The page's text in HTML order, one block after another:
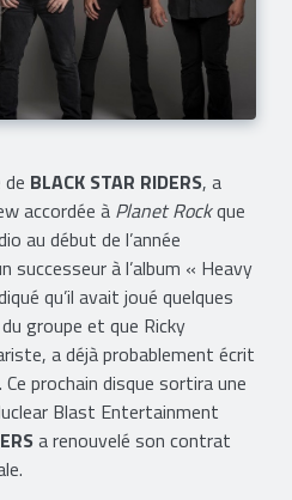
BLACK STAR RIDERS, a
accordée à Planet Rockque
au début de l’année
successeur à l’album « Heavy
qu’il avait joué quelques
groupe et que Ricky
a déjà probablement écrit
prochain disque sortira une
Blast Entertainment
a renouvelé son contrat